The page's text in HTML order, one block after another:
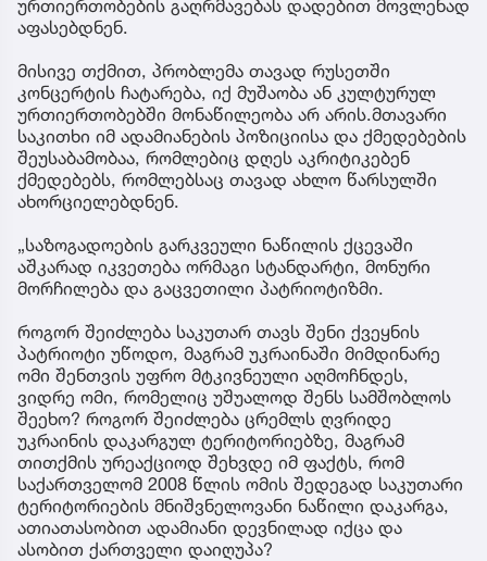
ურთიერთობების გაღრმავებას დადებით მოვლენად
აფასებდნენ.
მისივე თქმით, პრობლემა თავად რუსეთში
კონცერტის ჩატარება, იქ მუშაობა ან კულტურულ
ურთიერთობებში მონაწილეობა არ არის.მთავარი
საკითხი იმ ადამიანების პოზიციისა და ქმედებების
შეუსაბამობაა, რომლებიც დღეს აკრიტიკებენ
ქმედებებს, რომლებსაც თავად ახლო წარსულში
ახორციელებდნენ.
„საზოგადოების გარკვეული ნაწილის ქცევაში
აშკარად იკვეთება ორმაგი სტანდარტი, მონური
მორჩილება და გაცვეთილი პატრიოტიზმი.
როგორ შეიძლება საკუთარ თავს შენი ქვეყნის
პატრიოტი უწოდო, მაგრამ უკრაინაში მიმდინარე
ომი შენთვის უფრო მტკივნეული აღმოჩნდეს,
ვიდრე ომი, რომელიც უშუალოდ შენს სამშობლოს
შეეხო? როგორ შეიძლება ცრემლს ღვრიდე
უკრაინის დაკარგულ ტერიტორიებზე, მაგრამ
თითქმის ურეაქციოდ შეხვდე იმ ფაქტს, რომ
საქართველომ 2008 წლის ომის შედეგად საკუთარი
ტერიტორიების მნიშვნელოვანი ნაწილი დაკარგა,
ათიათასობით ადამიანი დევნილად იქცა და
ასობით ქართველი დაიღუპა?